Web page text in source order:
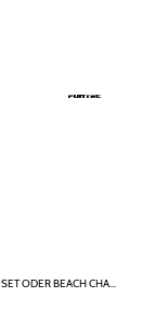
STANDARDROHR BEACH (ROHRSTÜCK FÜR BEACH MASTERS SET ODER BEACH CHAMP SET)